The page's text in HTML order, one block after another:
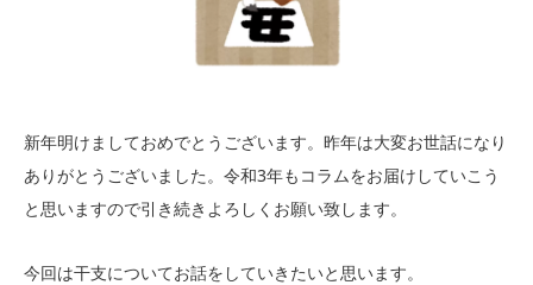
新年明けましておめでとうございます。昨年は大変お世話になり
ありがとうございました。令和3年もコラムをお届けしていこう
と思いますので引き続きよろしくお願い致します。
今回は干支についてお話をしていきたいと思います。